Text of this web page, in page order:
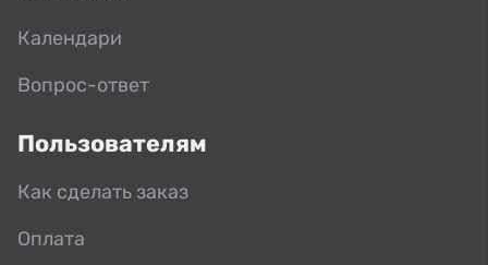
Календари
Вопрос-ответ
Пользователям
Как сделать заказ
Оплата